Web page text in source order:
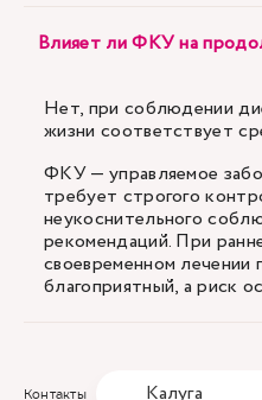
Влияет ли ФКУ на
Нет, при соблюдении
жизни соответствует
ФКУ — управляемое
требует строгого
неукоснительного
рекомендаций. При
своевременном лечении
благоприятный, а риск
Контакты Калуга